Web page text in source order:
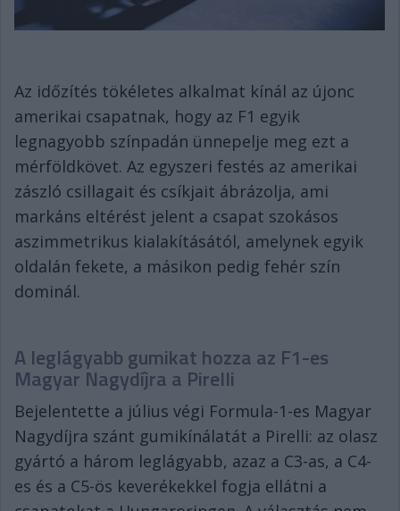
Az időzítés tökéletes alkalmat kínál az újonc
amerikai csapatnak, hogy az F1 egyik
legnagyobb színpadán ünnepelje meg ezt a
mérföldkövet. Az egyszeri festés az amerikai
zászló csillagait és csíkjait ábrázolja, ami
markáns eltérést jelent a csapat szokásos
aszimmetrikus kialakításától, amelynek egyik
oldalán fekete, a másikon pedig fehér szín
dominál.
A leglágyabb gumikat hozza az F1-es
Magyar Nagydíjra a Pirelli
Bejelentette a július végi Formula-1-es Magyar
Nagydíjra szánt gumikínálatát a Pirelli: az olasz
gyártó a három leglágyabb, azaz a C3-as, a C4-
es és a C5-ös keverékekkel fogja ellátni a